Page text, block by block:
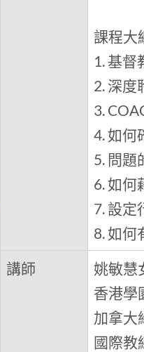
課程大
1. 基督
2. 深度
3.
4. 如何
5. 問題
6. 如何
7. 設定
8. 如何
講師
姚敏慧
香港學
加拿大
國際教